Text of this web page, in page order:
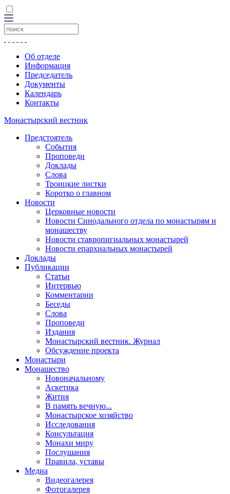
Об отделе
Информация
Председатель
Документы
Календарь
Контакты
Монастырский вестник
Предстоятель
События
Проповеди
Доклады
Слова
Троицкие листки
Коротко о главном
Новости
Церковные новости
Новости Синодального отдела по монастырям и
монашеству
Новости ставропигиальных монастырей
Новости епархиальных монастырей
Доклады
Публикации
Статьи
Интервью
Комментарии
Беседы
Слова
Проповеди
Издания
Монастырский вестник. Журнал
Обсуждение проекта
Монастыри
Монашество
Новоначальному
Аскетика
Жития
В память вечную...
Монастырское хозяйство
Исследования
Консультация
Монахи миру
Послушания
Правила, уставы
Медиа
Видеогалерея
Фотогалерея